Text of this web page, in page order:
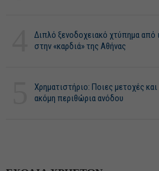
Διπλό ξενοδοχειακό χτύπημα από
στην «καρδιά» της Αθήνας
Χρηματιστήριο: Ποιες μετοχές
ακόμη περιθώρια ανόδου